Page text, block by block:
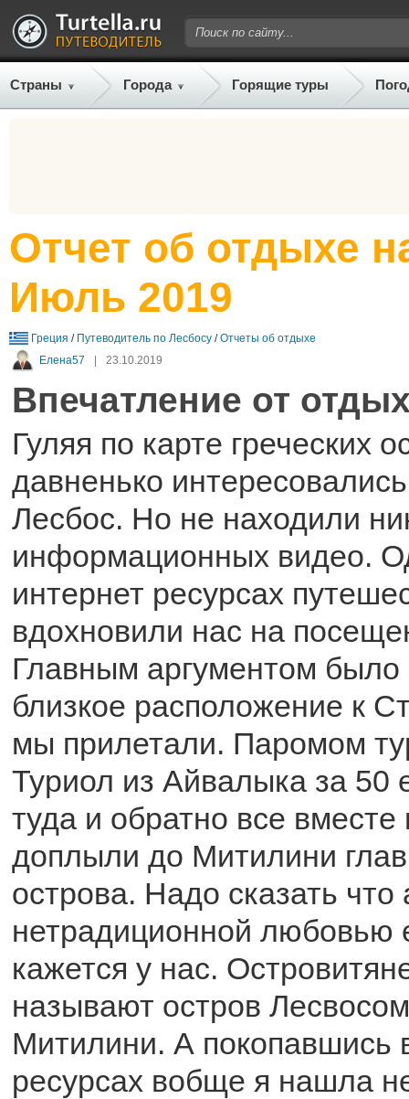
Страны Города Горящие туры
Отчет об отдыхе
Июль 2019
Греция / Путеводитель по Лесбосу /Отчеты об отдыхе
Елена57
| 23.10.2019
Впечатление от
Гуляя по карте греческих
давненько
Лесбос. Но не находили
информационных видео.
интернет ресурсах
вдохновили нас на
Главным аргументом было
близкое расположение к
мы прилетали. Паромом
Туриол из Айвалыка за 50
туда и обратно все
доплыли до Митилини
острова. Надо сказать что
нетрадиционной любовью
кажется у нас.
называют остров
Митилини. А покопавшись
ресурсах вобще я нашла